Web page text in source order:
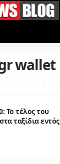
wallet
Το τέλος του
ταξίδια εντός